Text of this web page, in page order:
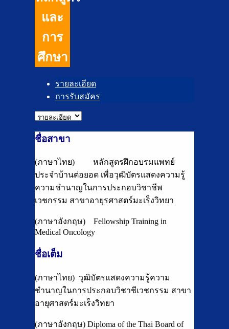
และ
การ
ศึกษา
รายละเอียด
การรับสมัคร
ชื่อสาขา
(ภาษาไทย) หลักสูตรฝึกอบรมแพทย์
ประจำบ้านต่อยอด เพื่อวุฒิบัตรแสดงความรู้
ความชำนาญในการประกอบวิชาชีพ
เวชกรรม สาขาอายุรศาสตร์มะเร็งวิทยา
(ภาษาอังกฤษ) Fellowship Training in
Medical Oncology
ชื่อเต็ม
(ภาษาไทย) วุฒิบัตรแสดงความรู้ความ
ชำนาญในการประกอบวิชาชีเวชกรรม สาขา
อายุศาสตร์มะเร็งวิทยา
(ภาษาอังกฤษ) Diploma of the Thai Board of